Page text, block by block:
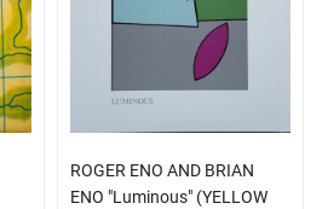
ROGER ENO AND BRIAN
ENO "Luminous" (YELLOW